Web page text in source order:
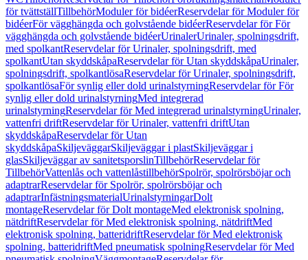
för tvättställTillbehörModuler för bidéerReservdelar för Moduler för
bidéerFör vägghängda och golvstående bidéerReservdelar för För
vägghängda och golvstående bidéerUrinalerUrinaler, spolningsdrift,
med spolkantReservdelar för Urinaler, spolningsdrift, med
spolkantUtan skyddskåpaReservdelar för Utan skyddskåpaUrinaler,
spolningsdrift, spolkantlösaReservdelar för Urinaler, spolningsdrift,
spolkantlösaFör synlig eller dold urinalstyrningReservdelar för För
synlig eller dold urinalstyrningMed integrerad
urinalstyrningReservdelar för Med integrerad urinalstyrningUrinaler,
vattenfri driftReservdelar för Urinaler, vattenfri driftUtan
skyddskåpaReservdelar för Utan
skyddskåpaSkiljeväggarSkiljeväggar i plastSkiljeväggar i
glasSkiljeväggar av sanitetsporslinTillbehörReservdelar för
TillbehörVattenlås och vattenlåstillbehörSpolrör, spolrörsböjar och
adaptrarReservdelar för Spolrör, spolrörsböjar och
adaptrarInfästningsmaterialUrinalstyrningarDolt
montageReservdelar för Dolt montageMed elektronisk spolning,
nätdriftReservdelar för Med elektronisk spolning, nätdriftMed
elektronisk spolning, batteridriftReservdelar för Med elektronisk
spolning, batteridriftMed pneumatisk spolningReservdelar för Med